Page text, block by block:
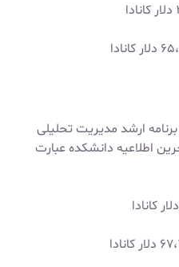
ارشد مدیریت تحلیلی
اطلاعیه دانشکده عبارت